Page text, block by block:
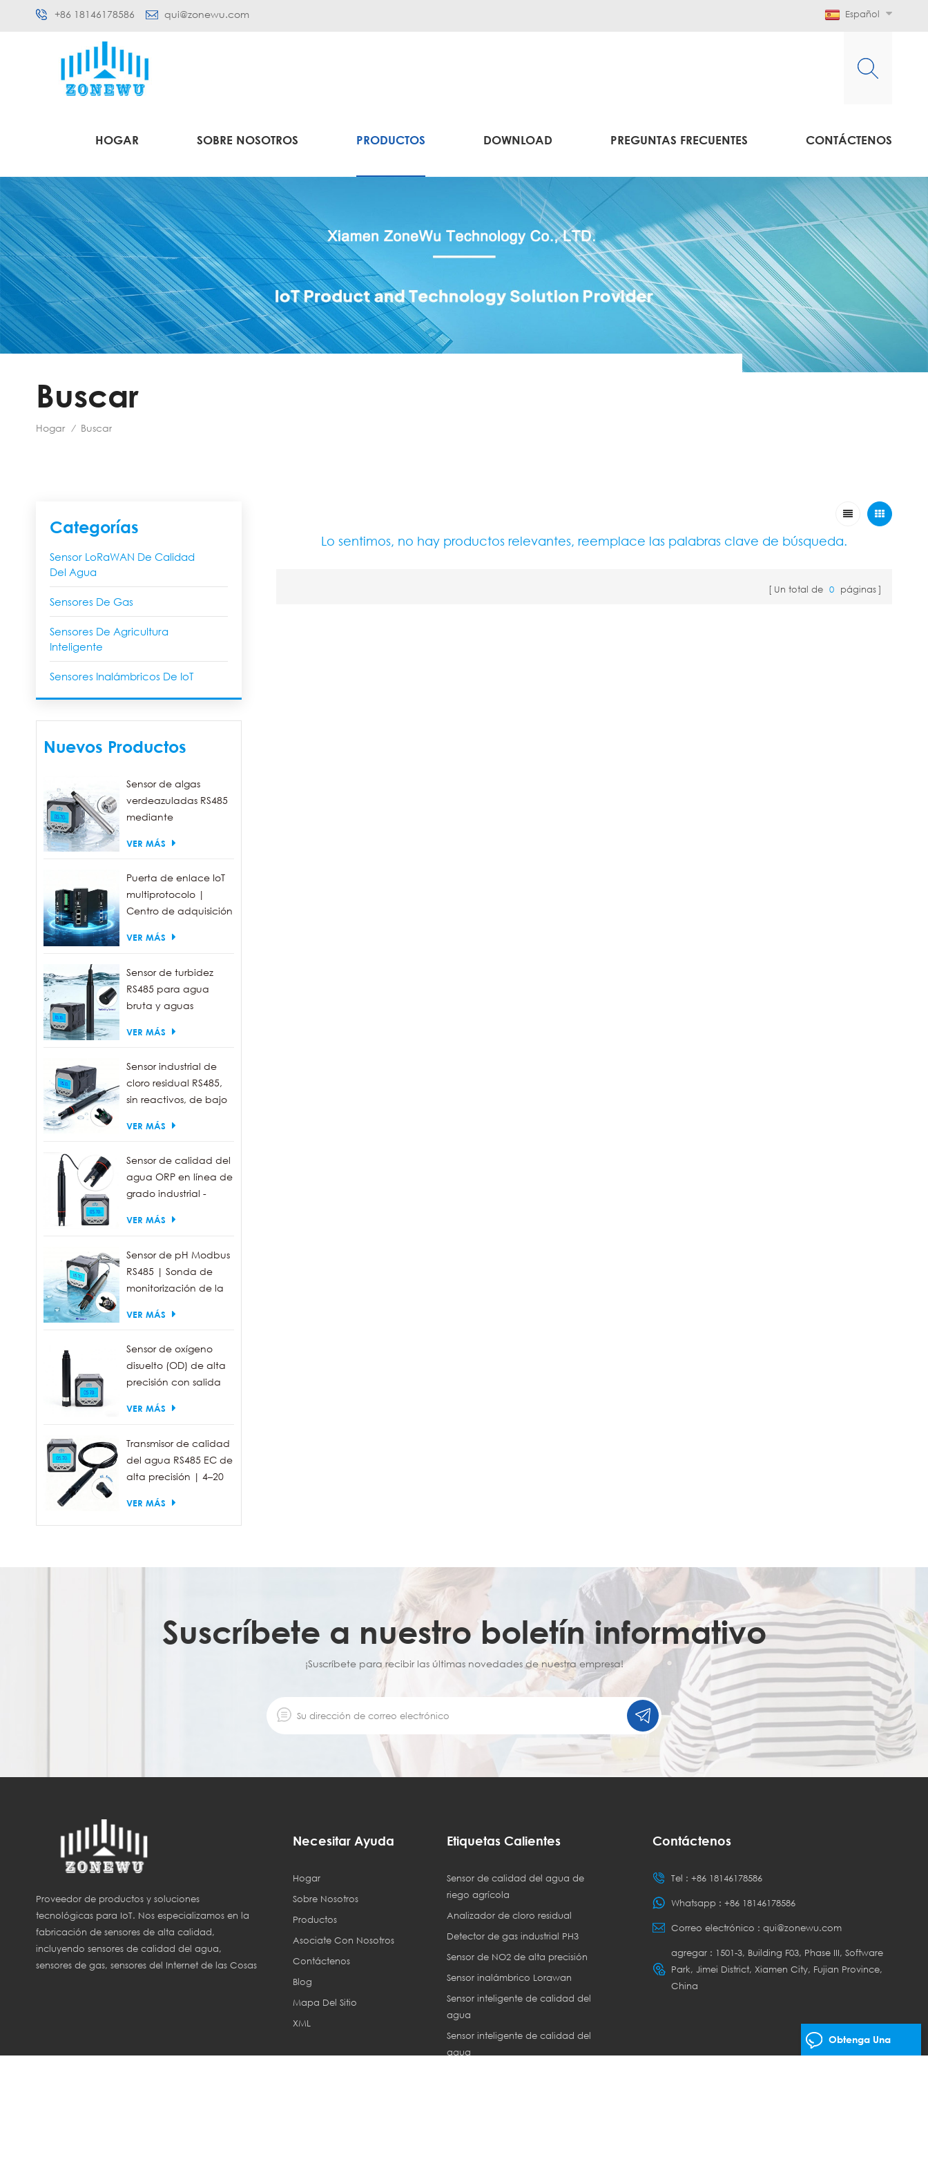
+86 18146178586 qui@zonewu.com Español
HOGAR SOBRE NOSOTROS PRODUCTOS DOWNLOAD PREGUNTAS FRECUENTES CONTÁCTENOS
Buscar
Hogar / Buscar
Categorías
Sensor LoRaWAN De Calidad
Del Agua
Sensores De Gas
Sensores De Agricultura
Inteligente
Sensores Inalámbricos De IoT
Nuevos Productos
Sensor de algas
verdeazuladas RS485
mediante
rango de detección
células/ml.
VER MÁS
Puerta de enlace IoT
multiprotocolo |
Centro de adquisición
VER MÁS
Sensor de turbidez
RS485 para agua
bruta y aguas
medidora de turbidez
VER MÁS
Sensor industrial de
cloro residual RS485,
sin reactivos, de bajo
VER MÁS
Sensor de calidad del
agua ORP en línea de
grado industrial -
IP68, salida RS485
VER MÁS
Sensor de pH Modbus
RS485 | Sonda de
monitorización de la
industrial IP68
VER MÁS
Sensor de oxígeno
disuelto (OD) de alta
precisión con salida
medición de la
VER MÁS
Transmisor de calidad
del agua RS485 EC de
alta precisión | 4–20
VER MÁS
Lo sentimos, no hay productos relevantes, reemplace las palabras clave de búsqueda.
Un total de 0 páginas
Suscríbete a nuestro boletín informativo
¡Suscríbete para recibir las últimas novedades de nuestra empresa!
Proveedor de productos y soluciones
tecnológicas para IoT. Nos especializamos en la
fabricación de sensores de alta calidad,
incluyendo sensores de calidad del agua,
sensores de gas, sensores del Internet de las Cosas
Necesitar Ayuda
Hogar
Sobre Nosotros
Productos
Asociate Con Nosotros
Contáctenos
Blog
Mapa Del Sitio
XML
Etiquetas Calientes
Sensor de calidad del agua de
riego agrícola
Analizador de cloro residual
Detector de gas industrial PH3
Sensor de NO2 de alta precisión
Sensor inalámbrico Lorawan
Sensor inteligente de calidad del
agua
Sensor inteligente de calidad del
agua
Contáctenos
Tel : +86 18146178586
Whatsapp : +86 18146178586
Correo electrónico : qui@zonewu.com
agregar : 1501-3, Building F03, Phase III, Software
Park, Jimei District, Xiamen City, Fujian Province,
China
Obtenga Una